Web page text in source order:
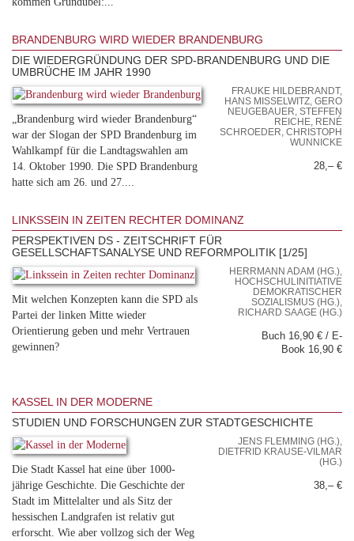
BRANDENBURG WIRD WIEDER BRANDENBURG
DIE WIEDERGRÜNDUNG DER SPD-BRANDENBURG UND DIE
UMBRÜCHE IM JAHR 1990
„Brandenburg wird wieder Brandenburg“
war der Slogan der SPD Brandenburg im
Wahlkampf für die Landtagswahlen am
14. Oktober 1990. Die SPD Brandenburg
hatte sich am 26. und 27....
FRAUKE HILDEBRANDT,
HANS MISSELWITZ, GERO
NEUGEBAUER, STEFFEN
REICHE, RENÉ
SCHROEDER, CHRISTOPH
WUNNICKE
28,– €
LINKSSEIN IN ZEITEN RECHTER DOMINANZ
PERSPEKTIVEN DS - ZEITSCHRIFT FÜR
GESELLSCHAFTSANALYSE UND REFORMPOLITIK [1/25]
Mit welchen Konzepten kann die SPD als
Partei der linken Mitte wieder
Orientierung geben und mehr Vertrauen
gewinnen?
HERRMANN ADAM (HG.),
HOCHSCHULINITIATIVE
DEMOKRATISCHER
SOZIALISMUS (HG.),
RICHARD SAAGE (HG.)
Buch 16,90 € / E-
Book 16,90 €
KASSEL IN DER MODERNE
STUDIEN UND FORSCHUNGEN ZUR STADTGESCHICHTE
Die Stadt Kassel hat eine über 1000-
jährige Geschichte. Die Geschichte der
Stadt im Mittelalter und als Sitz der
hessischen Landgrafen ist relativ gut
erforscht. Wie aber vollzog sich der Weg
JENS FLEMMING (HG.),
DIETFRID KRAUSE-VILMAR
(HG.)
38,– €